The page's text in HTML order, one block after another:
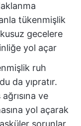
tükenmişlik
gecelere
yol açar
ruh
da yıpratır.
ve
yol açarak
sorunlar